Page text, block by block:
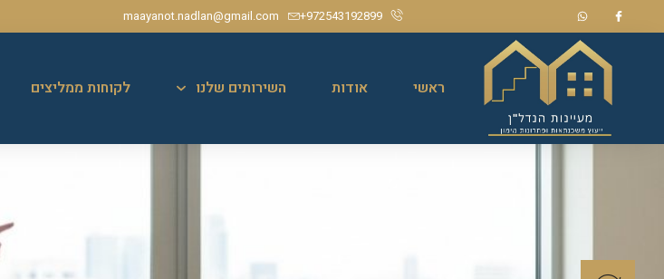
972543192899+
maayanot.nadlan@gmail.com
ראשי אודות השירותים שלנו לקוחות ממליצים